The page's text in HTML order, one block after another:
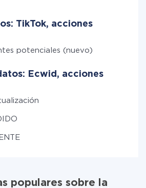
TikTok, acciones
potenciales (nuevo)
Ecwid, acciones
populares sobre la